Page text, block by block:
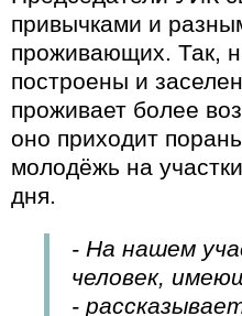
привычками и
проживающих. Так,
построены и
проживает более
оно приходит
молодёжь на
дня.
- На нашем
человек,
-